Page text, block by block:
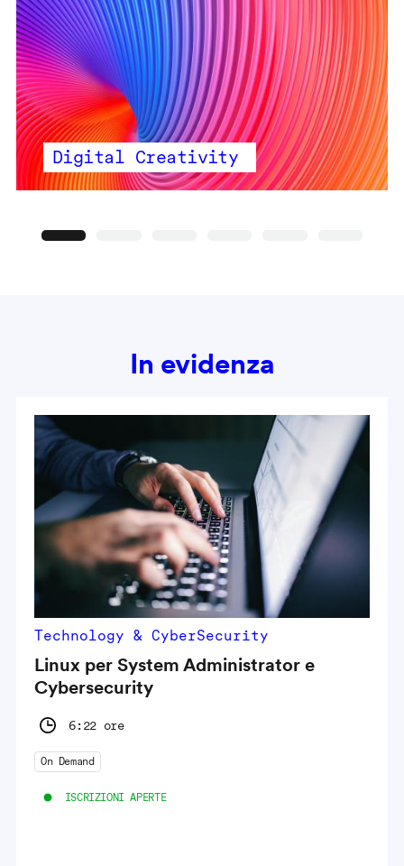
Digital Creativity
In evidenza
Technology & CyberSecurity
Linux per System Administrator e
Cybersecurity
6:22 ore
On Demand
ISCRIZIONI APERTE